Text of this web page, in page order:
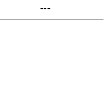
---